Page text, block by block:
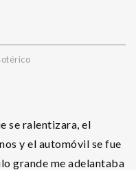
se ralentizara, el
y el automóvil se fue
grande me adelantaba